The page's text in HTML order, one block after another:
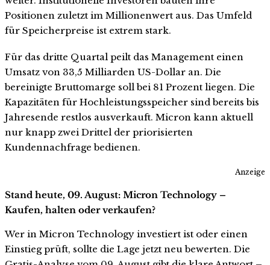
Positionen zuletzt im Millionenwert aus. Das Umfeld
für Speicherpreise ist extrem stark.
Für das dritte Quartal peilt das Management einen
Umsatz von 33,5 Milliarden US-Dollar an. Die
bereinigte Bruttomarge soll bei 81 Prozent liegen. Die
Kapazitäten für Hochleistungsspeicher sind bereits bis
Jahresende restlos ausverkauft. Micron kann aktuell
nur knapp zwei Drittel der priorisierten
Kundennachfrage bedienen.
Anzeige
Stand heute, 09. August: Micron Technology –
Kaufen, halten oder verkaufen?
Wer in Micron Technology investiert ist oder einen
Einstieg prüft, sollte die Lage jetzt neu bewerten. Die